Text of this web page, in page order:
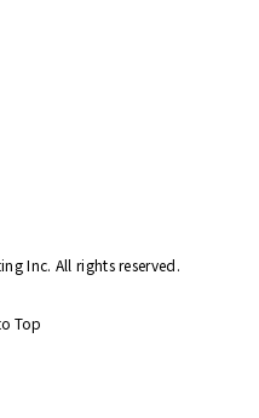
Inc. All rights reserved.
Top